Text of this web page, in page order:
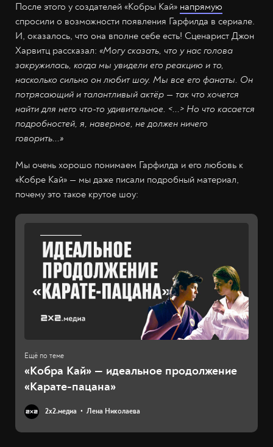
После этого у создателей «Кобры Кай» напрямую
спросили о возможности появления Гарфилда в сериале.
И, оказалось, что она вполне себе есть! Сценарист Джон
Харвитц рассказал: «Могу сказать, что у нас голова
закружилась, когда мы увидели его реакцию и то,
насколько сильно он любит шоу. Мы все его фанаты. Он
потрясающий и талантливый актёр — так что хочется
найти для него что-то удивительное. <...> Но что касается
подробностей, я, наверное, не должен ничего
говорить...»
Мы очень хорошо понимаем Гарфилда и его любовь к
«Кобре Кай» — мы даже писали подробный материал,
почему это такое крутое шоу:
«Кобра Кай» — идеальное продолжение
«Карате-пацана»
2х2.медиа Лена Николаева